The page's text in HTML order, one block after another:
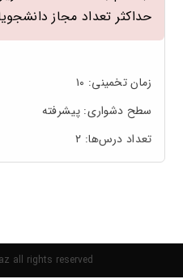
حداکثر تعداد مجاز
زمان تخمینی: ۱۰
سطح دشواری:پیشرفته
تعداد درس‌ها: ۲
all rights reserved